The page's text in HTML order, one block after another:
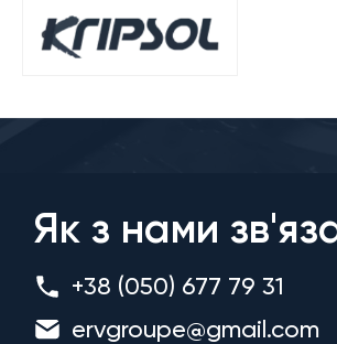
Як з нами
+38 (050) 677 79 31
ervgroupe@gmail.com